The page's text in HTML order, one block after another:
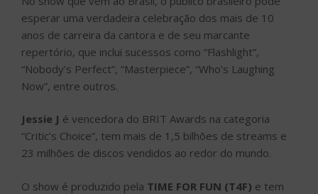
esperar uma verdadeira celebração dos mais de 10
anos de carreira da cantora e de seu marcante
repertório, que inclui sucessos como “Flashlight”,
“Nobody’s Perfect”, “Masterpiece”, “Who’s Laughing
Now”, entre outros.
Jessie J é vencedora do BRIT Awards na categoria
“Critic’s Choice”, tem mais de 1,5 bilhões de streams e
23 milhões de discos vendidos ao redor do mundo.
O show é produzido pela TIME FOR FUN (T4F) e tem